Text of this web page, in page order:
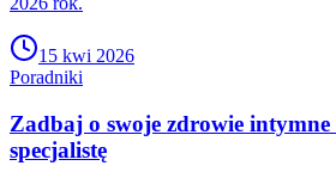
15 kwi 2026
Poradniki
Zadbaj o swoje zdrowie intymne
specjalistę